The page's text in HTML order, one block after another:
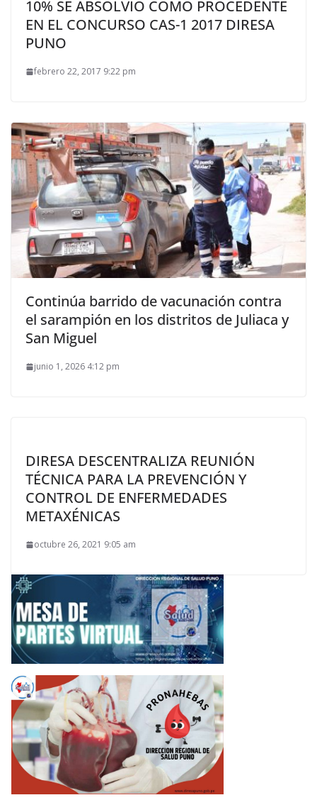
10% SE ABSOLVIÓ COMO PROCEDENTE
EN EL CONCURSO CAS-1 2017 DIRESA
PUNO
febrero 22, 2017 9:22 pm
Continúa barrido de vacunación contra
el sarampión en los distritos de Juliaca y
San Miguel
junio 1, 2026 4:12 pm
DIRESA DESCENTRALIZA REUNIÓN
TÉCNICA PARA LA PREVENCIÓN Y
CONTROL DE ENFERMEDADES
METAXÉNICAS
octubre 26, 2021 9:05 am